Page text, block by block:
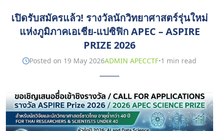
เปิดรับสมัครแล้ว! รางวัลนักวิทยาศาสตร์รุ่นใหม่
แห่งภูมิภาคเอเชีย-แปซิฟิก APEC – ASPIRE
PRIZE 2026
Posted on 19 May 2026ADMIN APECCTF·1 min read